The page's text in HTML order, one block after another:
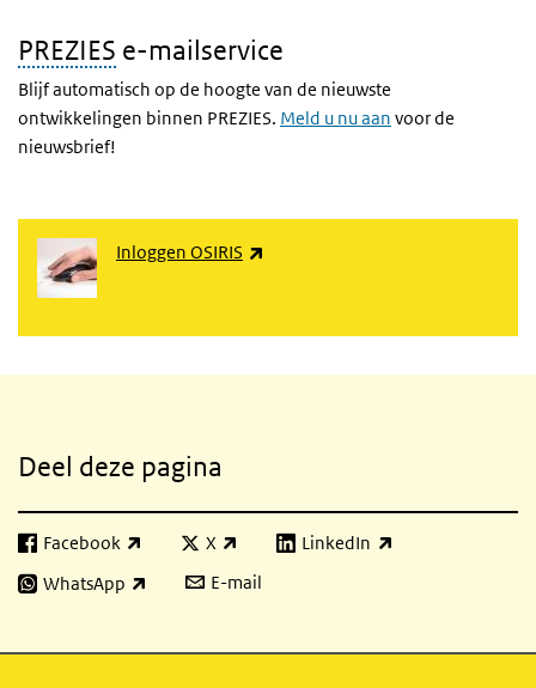
PREZIES e-mailservice
Blijf automatisch op de hoogte van de nieuwste
ontwikkelingen binnen PREZIES. Meld u nu aan voor de
nieuwsbrief!
Inloggen OSIRIS
Deel deze pagina
Facebook
(externe link) X
(externe link) LinkedIn
(externe link)
WhatsApp
(externe link) E-mail